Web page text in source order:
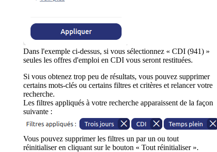
Dans l'exemple ci-dessus, si vous sélectionnez « CDI (941) »
seules les offres d'emploi en CDI vous seront restituées.
Si vous obtenez trop peu de résultats, vous pouvez supprimer
certains mots-clés ou certains filtres et critères et relancer votre
recherche.
Les filtres appliqués à votre recherche apparaissent de la façon
suivante :
Vous pouvez supprimer les filtres un par un ou tout
réinitialiser en cliquant sur le bouton « Tout réinitialiser ».